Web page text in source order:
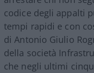
codice degli appalti
tempi rapidi e con
di Antonio Giulio
della società
che negli ultimi